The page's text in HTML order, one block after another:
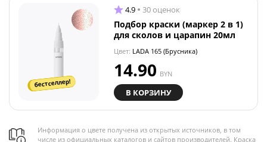
бестселлер!
4.9 30 оценок
Подбор краски (маркер 2 в 1)
для сколов и царапин 20мл
Цвет: LADA 165 (Брусника)
14.90 BYN
В КОРЗИНУ
Информация о цвете получена из открытых источников, в том
числе из официальных каталогов и сайтов производителей. Краска